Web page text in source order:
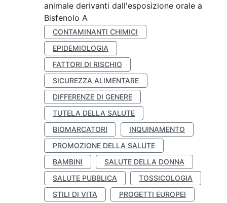
animale derivanti dall'esposizione orale a
Bisfenolo A
CONTAMINANTI CHIMICI
EPIDEMIOLOGIA
FATTORI DI RISCHIO
SICUREZZA ALIMENTARE
DIFFERENZE DI GENERE
TUTELA DELLA SALUTE
BIOMARCATORI
INQUINAMENTO
PROMOZIONE DELLA SALUTE
BAMBINI
SALUTE DELLA DONNA
SALUTE PUBBLICA
TOSSICOLOGIA
STILI DI VITA
PROGETTI EUROPEI